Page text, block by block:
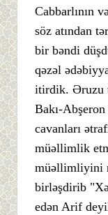
Cabbarlının
söz atından
bir bəndi
qəzəl
itirdik. Əruzu
Bakı-
cavanları
müəllimlik
müəllimliyini
birləşdirib
edən Arif